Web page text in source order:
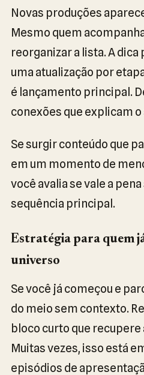
Novas produções
Mesmo quem
reorganizar a lista. A dica
uma atualização por
é lançamento principal.
conexões que explicam
Se surgir conteúdo que
em um momento de
você avalia se vale a
sequência principal.
Estratégia para quem
universo
Se você já começou e
do meio sem contexto.
bloco curto que recupere
Muitas vezes, isso está
episódios de